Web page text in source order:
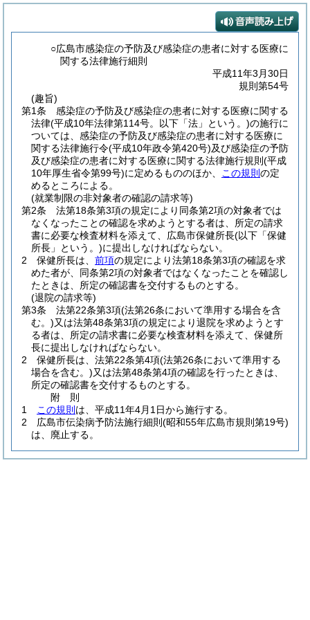
○広島市感染症の予防及び感染症の患者に対する医療に
関する法律施行細則
平成11年3月30日
規則第54号
(趣旨)
第1条
感染症の予防及び感染症の患者に対する医療に関する
法律(平成10年法律第114号。以下「法」という。)の施行に
ついては、感染症の予防及び感染症の患者に対する医療に
関する法律施行令(平成10年政令第420号)及び感染症の予防
及び感染症の患者に対する医療に関する法律施行規則 (平成
10年厚生省令第99号)に定めるもののほか、 この規則 の定
めるところによる。
(就業制限の非対象者の確認の請求等)
第2条
法第18条第3項の規定により同条第2項の対象者では
なくなったことの確認を求めようとする者は、所定の請求
書に必要な検査材料を添えて、広島市保健所長(以下「保健
所長」という。)に提出しなければならない。
2
保健所長は、 前項の規定により法第18条第3項の確認を求
めた者が、同条第2項の対象者ではなくなったことを確認し
たときは、所定の確認書を交付するものとする。
(退院の請求等)
第3条
法第22条第3項(法第26条において準用する場合を含
む。)又は法第48条第3項の規定により退院を求めようとす
る者は、所定の請求書に必要な検査材料を添えて、保健所
長に提出しなければならない。
2
保健所長は、法第22条第4項(法第26条において準用する
場合を含む。)又は法第48条第4項の確認を行ったときは、
所定の確認書を交付するものとする。
附 則
1
この規則 は、平成11年4月1日から施行する。
2
広島市伝染病予防法施行細則 (昭和55年広島市規則第19号)
は、廃止する。